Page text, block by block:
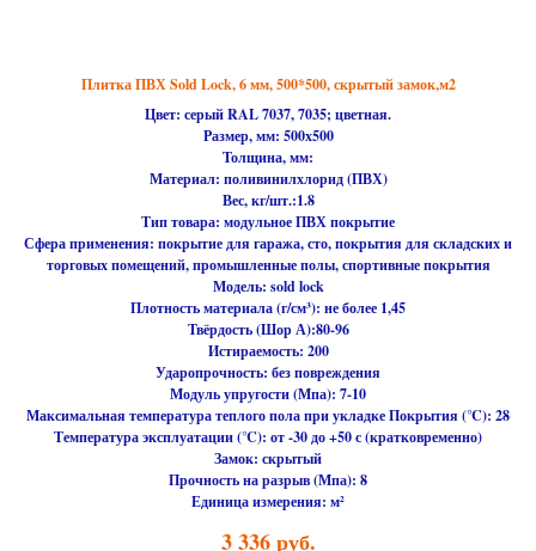
Плитка ПВХ Sold Lock, 6 мм, 500*500, скрытый замок,м2
Цвет: серый RAL 7037, 7035; цветная.
Размер, мм: 500х500
Толщина, мм:
Материал: поливинилхлорид (ПВХ)
Вес, кг/шт.:1.8
Тип товара: модульное ПВХ покрытие
Сфера применения: покрытие для гаража, сто, покрытия для складских и
торговых помещений, промышленные полы, спортивные покрытия
Модель: sold lock
Плотность материала (г/см³): не более 1,45
Твёрдость (Шор А):80-96
Истираемость: 200
Ударопрочность: без повреждения
Модуль упругости (Мпа): 7-10
Максимальная температура теплого пола при укладке Покрытия (℃): 28
Температура эксплуатации (℃): от -30 до +50 с (кратковременно)
Замок: скрытый
Прочность на разрыв (Мпа): 8
Единица измерения: м²
3 336 руб.